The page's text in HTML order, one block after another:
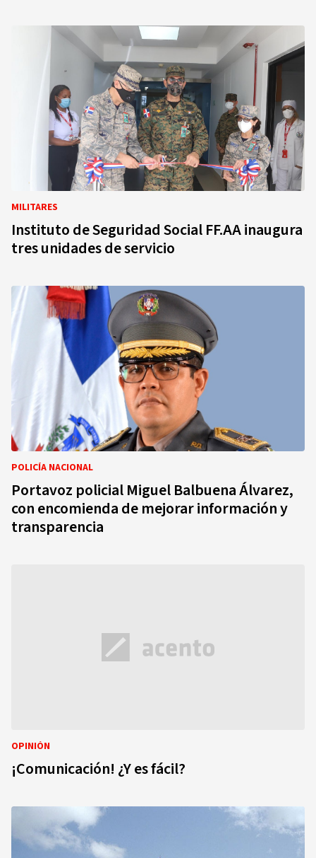
MILITARES
Instituto de Seguridad Social FF.AA inaugura
tres unidades de servicio
POLICÍA NACIONAL
Portavoz policial Miguel Balbuena Álvarez,
con encomienda de mejorar información y
transparencia
OPINIÓN
¡Comunicación! ¿Y es fácil?